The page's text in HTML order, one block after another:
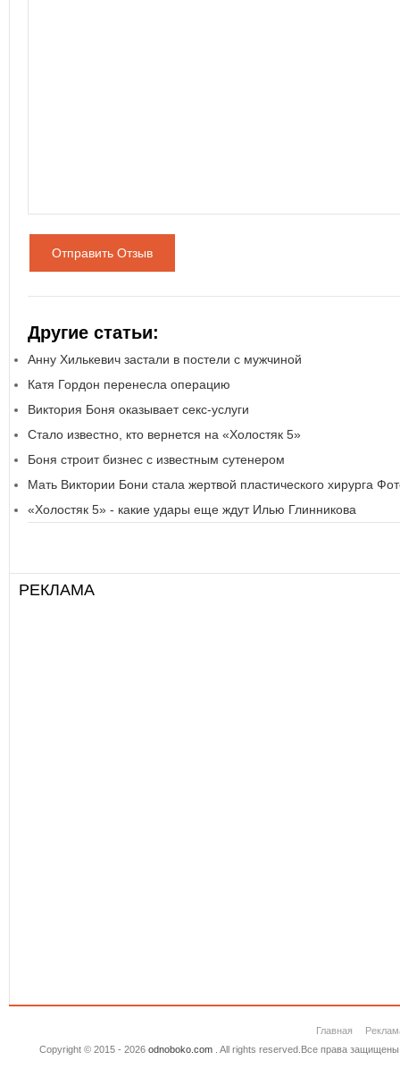
Отправить Отзыв
Другие статьи:
Анну Хилькевич застали в постели с мужчиной
Катя Гордон перенесла операцию
Виктория Боня оказывает секс-услуги
Стало известно, кто вернется на «Холостяк 5»
Боня строит бизнес с известным сутенером
Мать Виктории Бони стала жертвой пластического хирурга
«Холостяк 5» - какие удары еще ждут Илью Глинникова
РЕКЛАМА
Главная
Copyright © 2015 - 2026 odnoboko.com. All rights reserved.Все права защищены.